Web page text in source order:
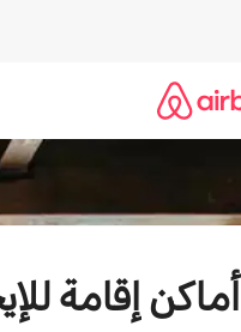
أماكن إقامة